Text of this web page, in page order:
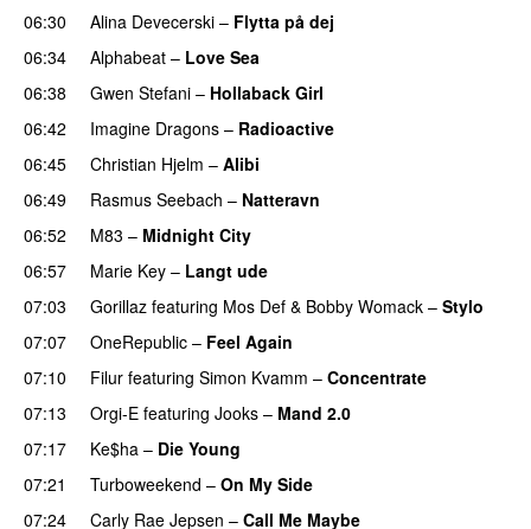
06:30 Alina Devecerski – Flytta på dej
06:34 Alphabeat – Love Sea
06:38
Gwen Stefani – Hollaback Girl
06:42
Imagine Dragons – Radioactive
06:45 Christian Hjelm – Alibi
06:49
Rasmus Seebach – Natteravn
06:52
M83 – Midnight City
06:57 Marie Key – Langt ude
07:03
Gorillaz featuring Mos Def & Bobby Womack – Stylo
07:07
OneRepublic – Feel Again
07:10
Filur featuring Simon Kvamm – Concentrate
07:13
Orgi-E featuring Jooks – Mand 2.0
07:17
Ke$ha – Die Young
07:21
Turboweekend – On My Side
07:24 Carly Rae Jepsen – Call Me Maybe